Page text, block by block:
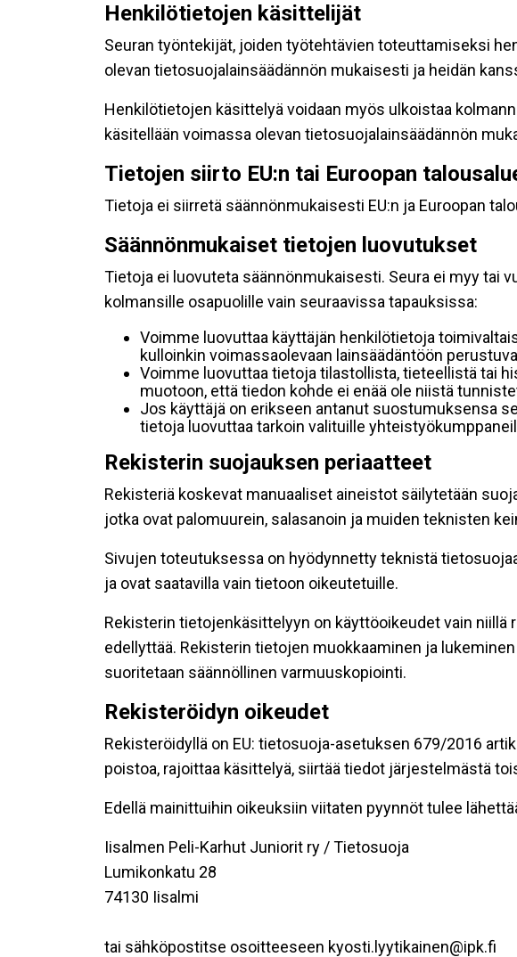
Henkilötietojen käsittelijät
Seuran työntekijät, joiden työtehtävien toteuttamiseksi
olevan tietosuojalainsäädännön mukaisesti ja heidän
Henkilötietojen käsittelyä voidaan myös ulkoistaa
käsitellään voimassa olevan tietosuojalainsäädännön
Tietojen siirto EU:n tai Euroopan
Tietoja ei siirretä säännönmukaisesti EU:n ja Euroopan
Säännönmukaiset tietojen luovutukset
Tietoja ei luovuteta säännönmukaisesti. Seura ei myy tai
kolmansille osapuolille vain seuraavissa tapauksissa:
Voimme luovuttaa käyttäjän henkilötietoja
kulloinkin voimassaolevaan lainsäädäntöön
Voimme luovuttaa tietoja tilastollista, tieteellistä tai
muotoon, että tiedon kohde ei enää ole niistä
Jos käyttäjä on erikseen antanut suostumuksensa
tietoja luovuttaa tarkoin valituille
Rekisterin suojauksen periaatteet
Rekisteriä koskevat manuaaliset aineistot säilytetään
jotka ovat palomuurein, salasanoin ja muiden teknisten
Sivujen toteutuksessa on hyödynnetty teknistä
ja ovat saatavilla vain tietoon oikeutetuille.
Rekisterin tietojenkäsittelyyn on käyttöoikeudet vain
edellyttää. Rekisterin tietojen muokkaaminen ja
suoritetaan säännöllinen varmuuskopiointi.
Rekisteröidyn oikeudet
Rekisteröidyllä on EU: tietosuoja-asetuksen 679/2016
poistoa, rajoittaa käsittelyä, siirtää tiedot järjestelmästä
Edellä mainittuihin oikeuksiin viitaten pyynnöt tulee
Iisalmen Peli-Karhut Juniorit ry / Tietosuoja
Lumikonkatu 28
74130 Iisalmi
tai sähköpostitse osoitteeseen kyosti.lyytikainen@ipk.fi